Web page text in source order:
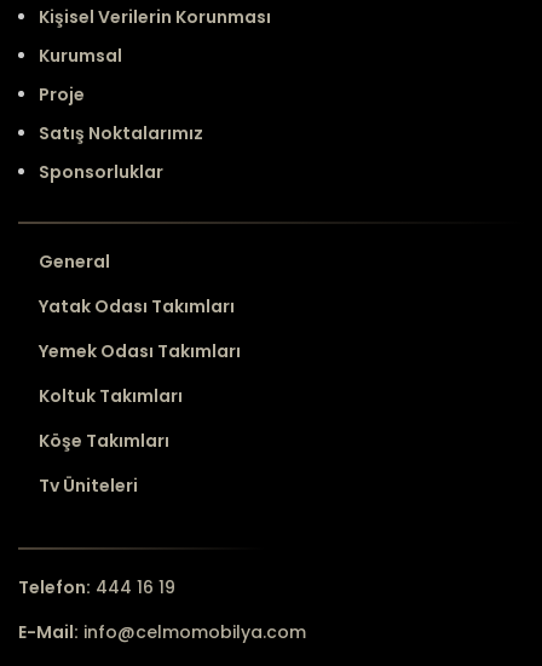
Kişisel Verilerin Korunması
Kurumsal
Proje
Satış Noktalarımız
Sponsorluklar
General
Yatak Odası Takımları
Yemek Odası Takımları
Koltuk Takımları
Köşe Takımları
Tv Üniteleri
Telefon: 444 16 19
E-Mail: info@celmomobilya.com